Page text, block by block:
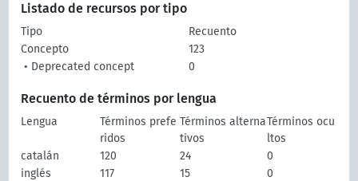
Listado de recursos por tipo
Tipo
Recuento
Concepto
123
• Deprecated concept
0
Recuento de términos por lengua
Lengua
Términos prefe
ridos
Términos alterna
tivos
Términos ocu
ltos
catalán
120 24
0
inglés
117 15
0